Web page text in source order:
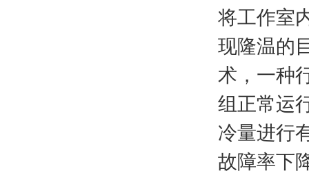
将工作室
现隆温的
术，一种
组正常运
冷量进行
故障率下